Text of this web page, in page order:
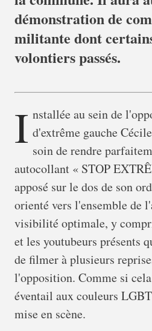
démonstration de
militante dont
volontiers passés.
I nstallée au sein de
d'extrême gauche
soin de rendre
autocollant « STOP
apposé sur le dos de son
orienté vers l'ensemble de
visibilité optimale, y
et les youtubeurs présents
de filmer à plusieurs
l'opposition. Comme si
éventail aux couleurs
mise en scène.